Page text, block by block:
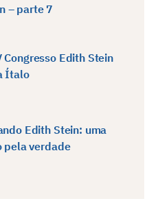
– parte 7
Congresso Edith Stein
Ítalo
Edith Stein: uma
pela verdade